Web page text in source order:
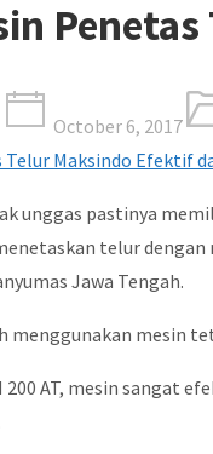
October 6, 2017
unggas pastinya
telur
Jawa Tengah.
menggunakan mesin
200 AT, mesin sangat